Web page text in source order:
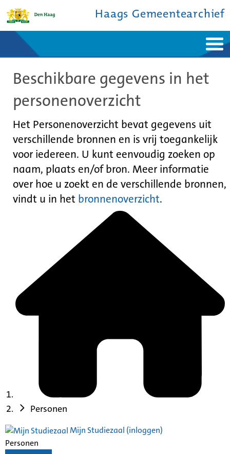
Haags Gemeentearchief
Ontdek de stad
De studiezaal
Bronnen en collecties
Contact
Beschikbare gegevens in het
personenoverzicht
Het Personenoverzicht bevat gegevens uit
verschillende bronnen en is vrij toegankelijk
voor iedereen. U kunt eenvoudig zoeken op
naam, plaats en/of bron. Meer informatie
over hoe u zoekt en de verschillende bronnen,
vindt u in het bronnenoverzicht.
Personen
Mijn Studiezaal (inloggen)
Personen